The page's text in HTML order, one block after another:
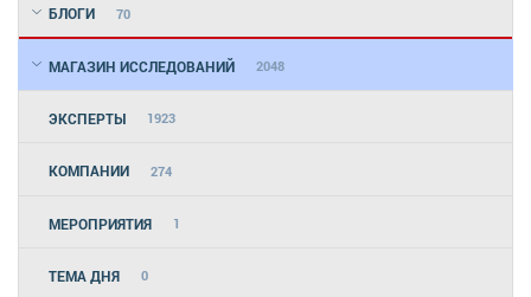
БЛОГИ 70
МАГАЗИН ИССЛЕДОВАНИЙ 2048
ЭКСПЕРТЫ 1923
КОМПАНИИ 274
МЕРОПРИЯТИЯ 1
ТЕМА ДНЯ 0